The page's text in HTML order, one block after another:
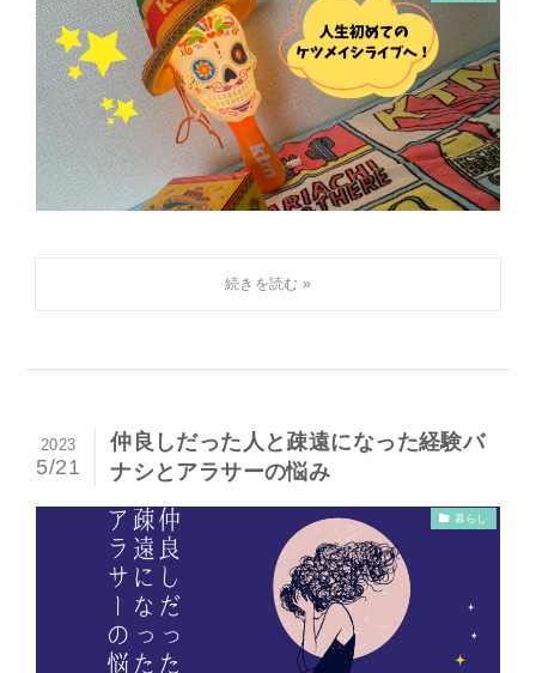
仲良しだった人と疎遠になった経験バ
ナシとアラサーの悩み
2023
5/21
暮らし